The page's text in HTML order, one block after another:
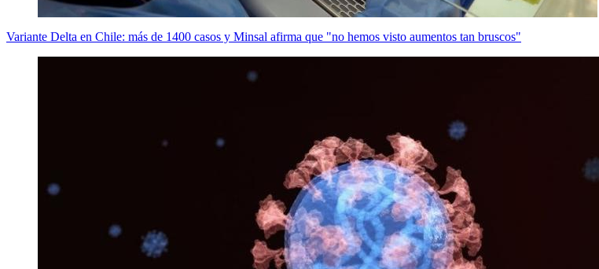
Variante Delta en Chile: más de 1400 casos y Minsal afirma que "no hemos visto aumentos tan bruscos"